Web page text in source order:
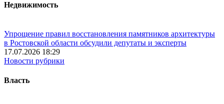
Недвижимость
Упрощение правил восстановления памятников архитектуры
в Ростовской области обсудили депутаты и эксперты
17.07.2026 18:29
Новости рубрики
Власть